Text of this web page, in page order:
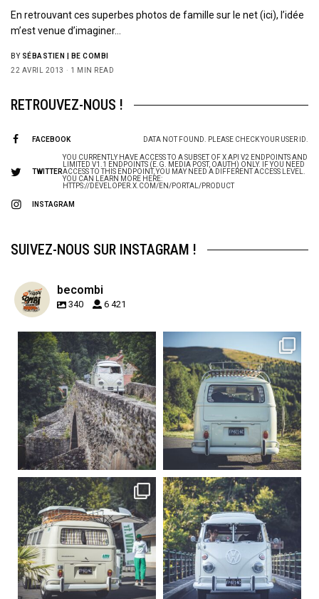
En retrouvant ces superbes photos de famille sur le net (ici), l’idée
m’est venue d’imaginer…
BY SÉBASTIEN | BE COMBI
22 AVRIL 2013
1 MIN READ
RETROUVEZ-NOUS !
FACEBOOK DATA NOT FOUND. PLEASE CHECK YOUR USER ID.
TWITTER
YOU CURRENTLY HAVE ACCESS TO A SUBSET OF X API V2 ENDPOINTS AND
LIMITED V1.1 ENDPOINTS (E.G. MEDIA POST, OAUTH) ONLY. IF YOU NEED
ACCESS TO THIS ENDPOINT, YOU MAY NEED A DIFFERENT ACCESS LEVEL.
YOU CAN LEARN MORE HERE:
HTTPS://DEVELOPER.X.COM/EN/PORTAL/PRODUCT
INSTAGRAM
SUIVEZ-NOUS SUR INSTAGRAM !
becombi
340 6 421
becombi
Sep 15
219
3
Sep 12
216
3
becombi
Sep 10
becombi
Août 10